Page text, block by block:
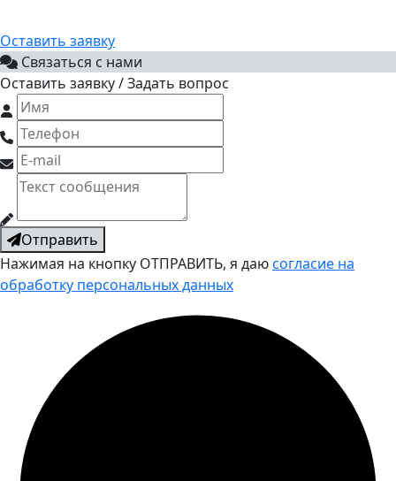
Оставить заявку
Связаться с нами
Оставить заявку / Задать вопрос
Отправить
Нажимая на кнопку ОТПРАВИТЬ, я даюсогласие на
обработку персональных данных